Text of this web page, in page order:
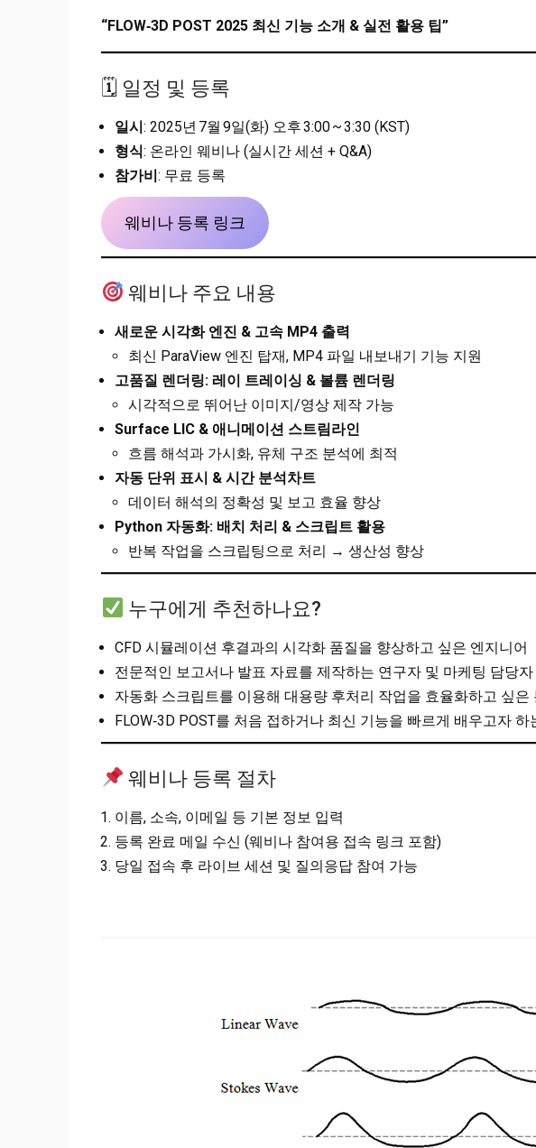
“FLOW‑3D POST 2025 최신 기능 소개 & 실전 활용 팁”
🗓 일정 및 등록
일시 : 2025년 7월 9일(화) 오후 3:00 ~ 3:30 (KST)
형식: 온라인 웨비나 (실시간 세션 + Q&A)
참가비 : 무료 등록
웨비나 등록 링크
웨비나 주요 내용
새로운 시각화 엔진 & 고속 MP4 출력
최신 ParaView 엔진 탑재, MP4 파일 내보내기 기능 지원
고품질 렌더링: 레이 트레이싱 & 볼륨 렌더링
시각적으로 뛰어난 이미지/영상 제작 가능
Surface LIC & 애니메이션 스트림라인
흐름 해석과 가시화, 유체 구조 분석에 최적
자동 단위 표시 & 시간 분석차트
데이터 해석의 정확성 및 보고 효율 향상
Python 자동화: 배치 처리 & 스크립트 활용
반복 작업을 스크립팅으로 처리 → 생산성 향상
누구에게 추천하나요?
CFD 시뮬레이션 후결과의 시각화 품질을 향상하고 싶은 엔지니어
전문적인 보고서나 발표 자료를 제작하는 연구자 및 마케팅 담당자
자동화 스크립트를 이용해 대용량 후처리 작업을 효율화하고 싶은
FLOW‑3D POST를 처음 접하거나 최신 기능을 빠르게 배우고자 하
웨비나 등록 절차
이름, 소속, 이메일 등 기본 정보 입력
등록 완료 메일 수신 (웨비나 참여용 접속 링크 포함)
당일 접속 후 라이브 세션 및 질의응답 참여 가능